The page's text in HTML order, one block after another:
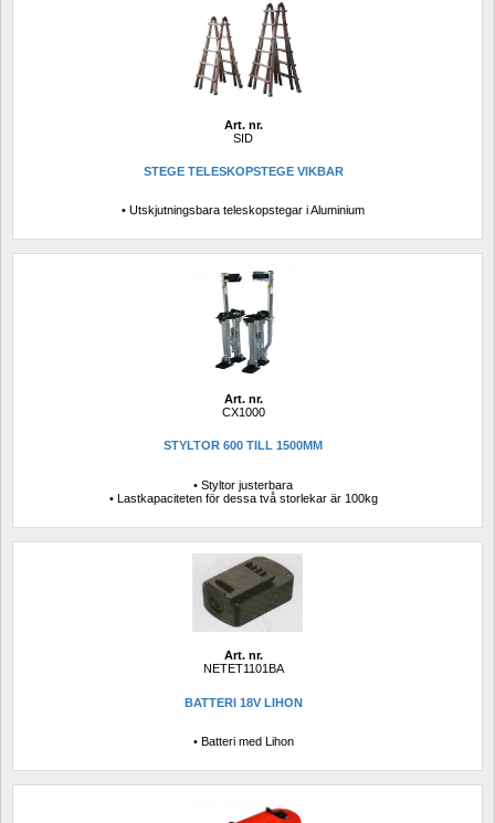
Art. nr.
SID
STEGE TELESKOPSTEGE VIKBAR
• Utskjutningsbara teleskopstegar i Aluminium
Art. nr.
CX1000
STYLTOR 600 TILL 1500MM
• Styltor justerbara
• Lastkapaciteten för dessa två storlekar är 100kg
Art. nr.
NETET1101BA
BATTERI 18V LIHON
• Batteri med Lihon